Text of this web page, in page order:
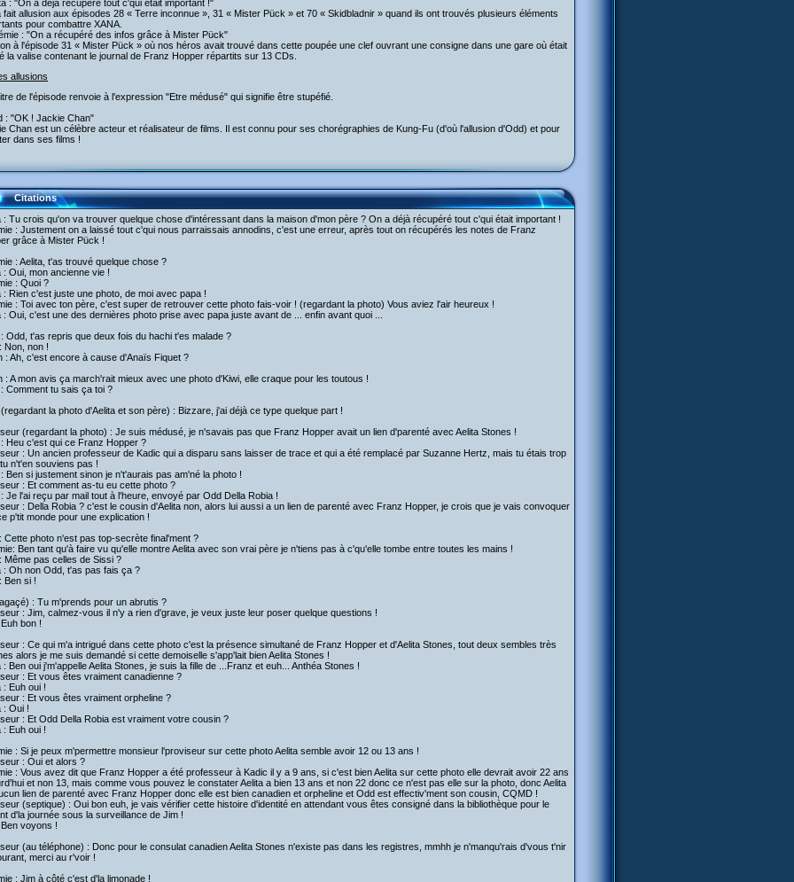
: "On a déjà récupéré tout c'qui était important !"
fait allusion aux épisodes 28 « Terre inconnue », 31 « Mister Pück » et 70 « Skidbladnir » quand ils ont trouvés plusieurs éléments
pour combattre XANA.
: "On a récupéré des infos grâce à Mister Pück"
à l'épisode 31 « Mister Pück » où nos héros avait trouvé dans cette poupée une clef ouvrant une consigne dans une gare où était
la valise contenant le journal de Franz Hopper répartits sur 13 CDs.
allusions
de l'épisode renvoie à l'expression "Etre médusé" qui signifie être stupéfié.
: "OK ! Jackie Chan"
Chan est un célèbre acteur et réalisateur de films. Il est connu pour ses chorégraphies de Kung-Fu (d'où l'allusion d'Odd) et pour
dans ses films !
Citations
: Tu crois qu'on va trouver quelque chose d'intéressant dans la maison d'mon père ? On a déjà récupéré tout c'qui était important !
: Justement on a laissé tout c'qui nous parraissais annodins, c'est une erreur, après tout on récupérés les notes de Franz
grâce à Mister Pück !
: Aelita, t'as trouvé quelque chose ?
: Oui, mon ancienne vie !
: Quoi ?
: Rien c'est juste une photo, de moi avec papa !
: Toi avec ton père, c'est super de retrouver cette photo fais-voir ! (regardant la photo) Vous aviez l'air heureux !
: Oui, c'est une des dernières photo prise avec papa juste avant de ... enfin avant quoi ...
: Odd, t'as repris que deux fois du hachi t'es malade ?
Non, non !
: Ah, c'est encore à cause d'Anaïs Fiquet ?
: A mon avis ça march'rait mieux avec une photo d'Kiwi, elle craque pour les toutous !
: Comment tu sais ça toi ?
la photo d'Aelita et son père) : Bizzare, j'ai déjà ce type quelque part !
(regardant la photo) : Je suis médusé, je n'savais pas que Franz Hopper avait un lien d'parenté avec Aelita Stones !
Heu c'est qui ce Franz Hopper ?
: Un ancien professeur de Kadic qui a disparu sans laisser de trace et qui a été remplacé par Suzanne Hertz, mais tu étais trop
n't'en souviens pas !
Ben si justement sinon je n't'aurais pas am'né la photo !
: Et comment as-tu eu cette photo ?
Je l'ai reçu par mail tout à l'heure, envoyé par Odd Della Robia !
: Della Robia ? c'est le cousin d'Aelita non, alors lui aussi a un lien de parenté avec Franz Hopper, je crois que je vais convoquer
p'tit monde pour une explication !
Cette photo n'est pas top-secrète final'ment ?
Ben tant qu'à faire vu qu'elle montre Aelita avec son vrai père je n'tiens pas à c'qu'elle tombe entre toutes les mains !
Même pas celles de Sissi ?
: Oh non Odd, t'as pas fais ça ?
Ben si !
: Tu m'prends pour un abrutis ?
: Jim, calmez-vous il n'y a rien d'grave, je veux juste leur poser quelque questions !
bon !
: Ce qui m'a intrigué dans cette photo c'est la présence simultané de Franz Hopper et d'Aelita Stones, tout deux sembles très
alors je me suis demandé si cette demoiselle s'app'lait bien Aelita Stones !
: Ben oui j'm'appelle Aelita Stones, je suis la fille de ...Franz et euh... Anthéa Stones !
: Et vous êtes vraiment canadienne ?
: Euh oui !
: Et vous êtes vraiment orpheline ?
: Oui !
: Et Odd Della Robia est vraiment votre cousin ?
: Euh oui !
: Si je peux m'permettre monsieur l'proviseur sur cette photo Aelita semble avoir 12 ou 13 ans !
: Oui et alors ?
: Vous avez dit que Franz Hopper a été professeur à Kadic il y a 9 ans, si c'est bien Aelita sur cette photo elle devrait avoir 22 ans
et non 13, mais comme vous pouvez le constater Aelita a bien 13 ans et non 22 donc ce n'est pas elle sur la photo, donc Aelita
lien de parenté avec Franz Hopper donc elle est bien canadien et orpheline et Odd est effectiv'ment son cousin, CQMD !
(septique) : Oui bon euh, je vais vérifier cette histoire d'identité en attendant vous êtes consigné dans la bibliothèque pour le
d'la journée sous la surveillance de Jim !
voyons !
(au téléphone) : Donc pour le consulat canadien Aelita Stones n'existe pas dans les registres, mmhh je n'manqu'rais d'vous t'nir
merci au r'voir !
: Jim à côté c'est d'la limonade !